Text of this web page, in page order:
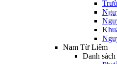
Nam Từ Liêm
Danh